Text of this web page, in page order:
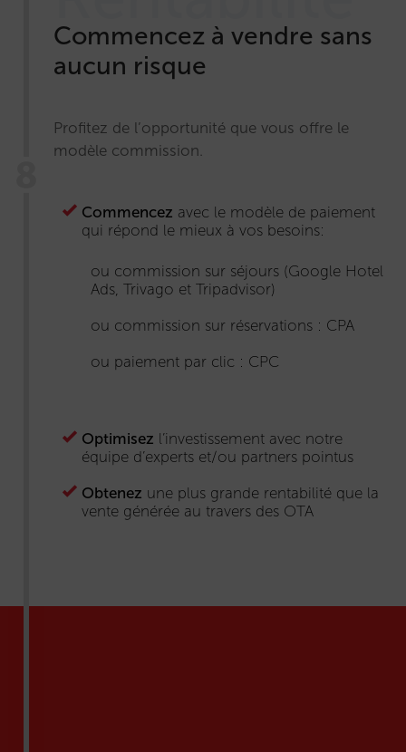
Commencez à vendre sans
aucun risque
Profitez de l’opportunité que vous offre le
modèle commission.
Commencez avec le modèle de paiement
qui répond le mieux à vos besoins:
ou commission sur séjours (Google Hotel
Ads, Trivago et Tripadvisor)
ou commission sur réservations : CPA
ou paiement par clic : CPC
Optimisez l’investissement avec notre
équipe d’experts et/ou partners pointus
Obtenez une plus grande rentabilité que la
vente générée au travers des OTA